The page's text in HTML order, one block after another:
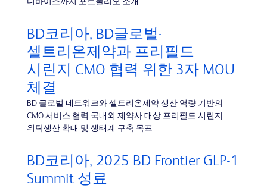
디바이스까지 포트폴리오 소개
BD코리아, BD글로벌·
셀트리온제약과 프리필드
시린지 CMO 협력 위한 3자 MOU
체결
BD 글로벌 네트워크와 셀트리온제약 생산 역량 기반의
CMO 서비스 협력 국내외 제약사 대상 프리필드 시린지
위탁생산 확대 및 생태계 구축 목표
BD코리아, 2025 BD Frontier GLP-1
Summit 성료